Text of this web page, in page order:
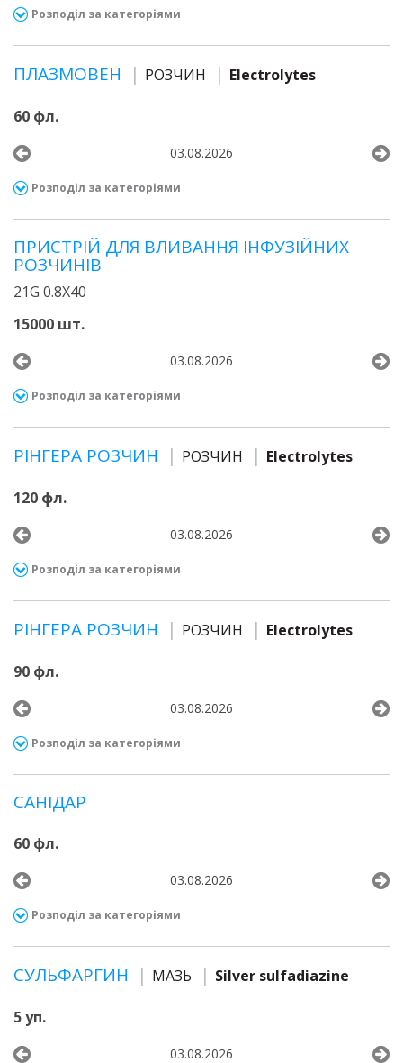
Розподіл за категоріями
ПЛАЗМОВЕН РОЗЧИН Electrolytes
60 фл.
03.08.2026
Розподіл за категоріями
ПРИСТРІЙ ДЛЯ ВЛИВАННЯ ІНФУЗІЙНИХ
РОЗЧИНІВ
21G 0.8Х40
15000 шт.
03.08.2026
Розподіл за категоріями
РІНГЕРА РОЗЧИН РОЗЧИН Electrolytes
120 фл.
03.08.2026
Розподіл за категоріями
РІНГЕРА РОЗЧИН РОЗЧИН Electrolytes
90 фл.
03.08.2026
Розподіл за категоріями
САНІДАР
60 фл.
03.08.2026
Розподіл за категоріями
СУЛЬФАРГИН МАЗЬ Silver sulfadiazine
5 уп.
03.08.2026